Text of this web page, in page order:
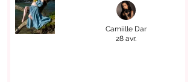
Camiille Dar
28 avr.